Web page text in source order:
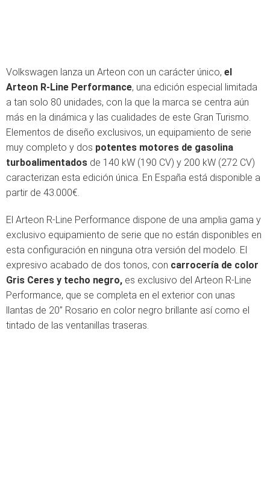
Volkswagen lanza un Arteon con un carácter único, el
Arteon R-Line Performance, una edición especial limitada
a tan solo 80 unidades, con la que la marca se centra aún
más en la dinámica y las cualidades de este Gran Turismo.
Elementos de diseño exclusivos, un equipamiento de serie
muy completo y dos potentes motores de gasolina
turboalimentados de 140 kW (190 CV) y 200 kW (272 CV)
caracterizan esta edición única. En España está disponible a
partir de 43.000€.
El Arteon R-Line Performance dispone de una amplia gama y
exclusivo equipamiento de serie que no están disponibles en
esta configuración en ninguna otra versión del modelo. El
expresivo acabado de dos tonos, con carrocería de color
Gris Ceres y techo negro, es exclusivo del Arteon R-Line
Performance, que se completa en el exterior con unas
llantas de 20” Rosario en color negro brillante así como el
tintado de las ventanillas traseras.